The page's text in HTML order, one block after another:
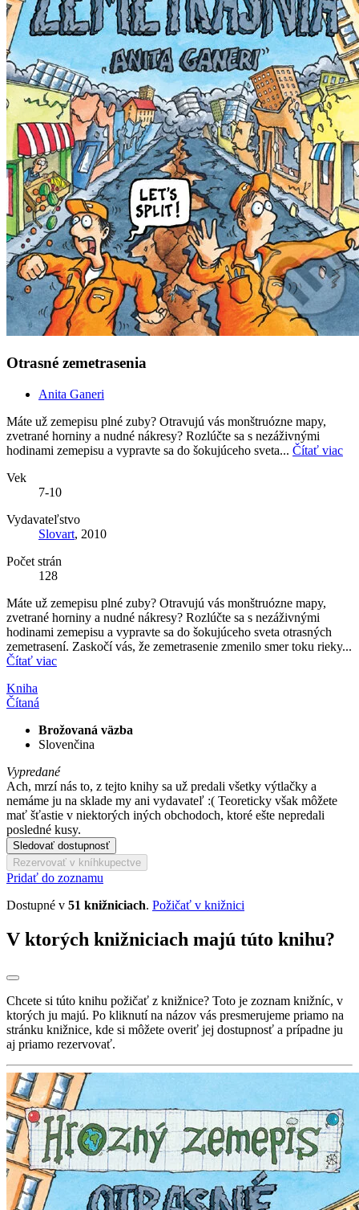
Otrasné zemetrasenia
Anita Ganeri
Máte už zemepisu plné zuby? Otravujú vás monštruózne mapy,
zvetrané horniny a nudné nákresy? Rozlúčte sa s nezáživnými
hodinami zemepisu a vypravte sa do šokujúceho sveta... Čítať viac
Vek
7-10
Vydavateľstvo
Slovart, 2010
Počet strán
128
Máte už zemepisu plné zuby? Otravujú vás monštruózne mapy,
zvetrané horniny a nudné nákresy? Rozlúčte sa s nezáživnými
hodinami zemepisu a vypravte sa do šokujúceho sveta otrasných
zemetrasení. Zaskočí vás, že zemetrasenie zmenilo smer toku rieky...
Čítať viac
Kniha
Čítaná
Brožovaná väzba
Slovenčina
Vypredané
Ach, mrzí nás to, z tejto knihy sa už predali všetky výtlačky a
nemáme ju na sklade my ani vydavateľ :( Teoreticky však môžete
mať šťastie v niektorých iných obchodoch, ktoré ešte nepredali
posledné kusy.
Sledovať dostupnosť
Rezervovať v kníhkupectve
Pridať do zoznamu
Dostupné v 51 knižniciach. Požičať v knižnici
V ktorých knižniciach majú túto knihu?
Chcete si túto knihu požičať z knižnice? Toto je zoznam knižníc, v
ktorých ju majú. Po kliknutí na názov vás presmerujeme priamo na
stránku knižnice, kde si môžete overiť jej dostupnosť a prípadne ju
aj priamo rezervovať.